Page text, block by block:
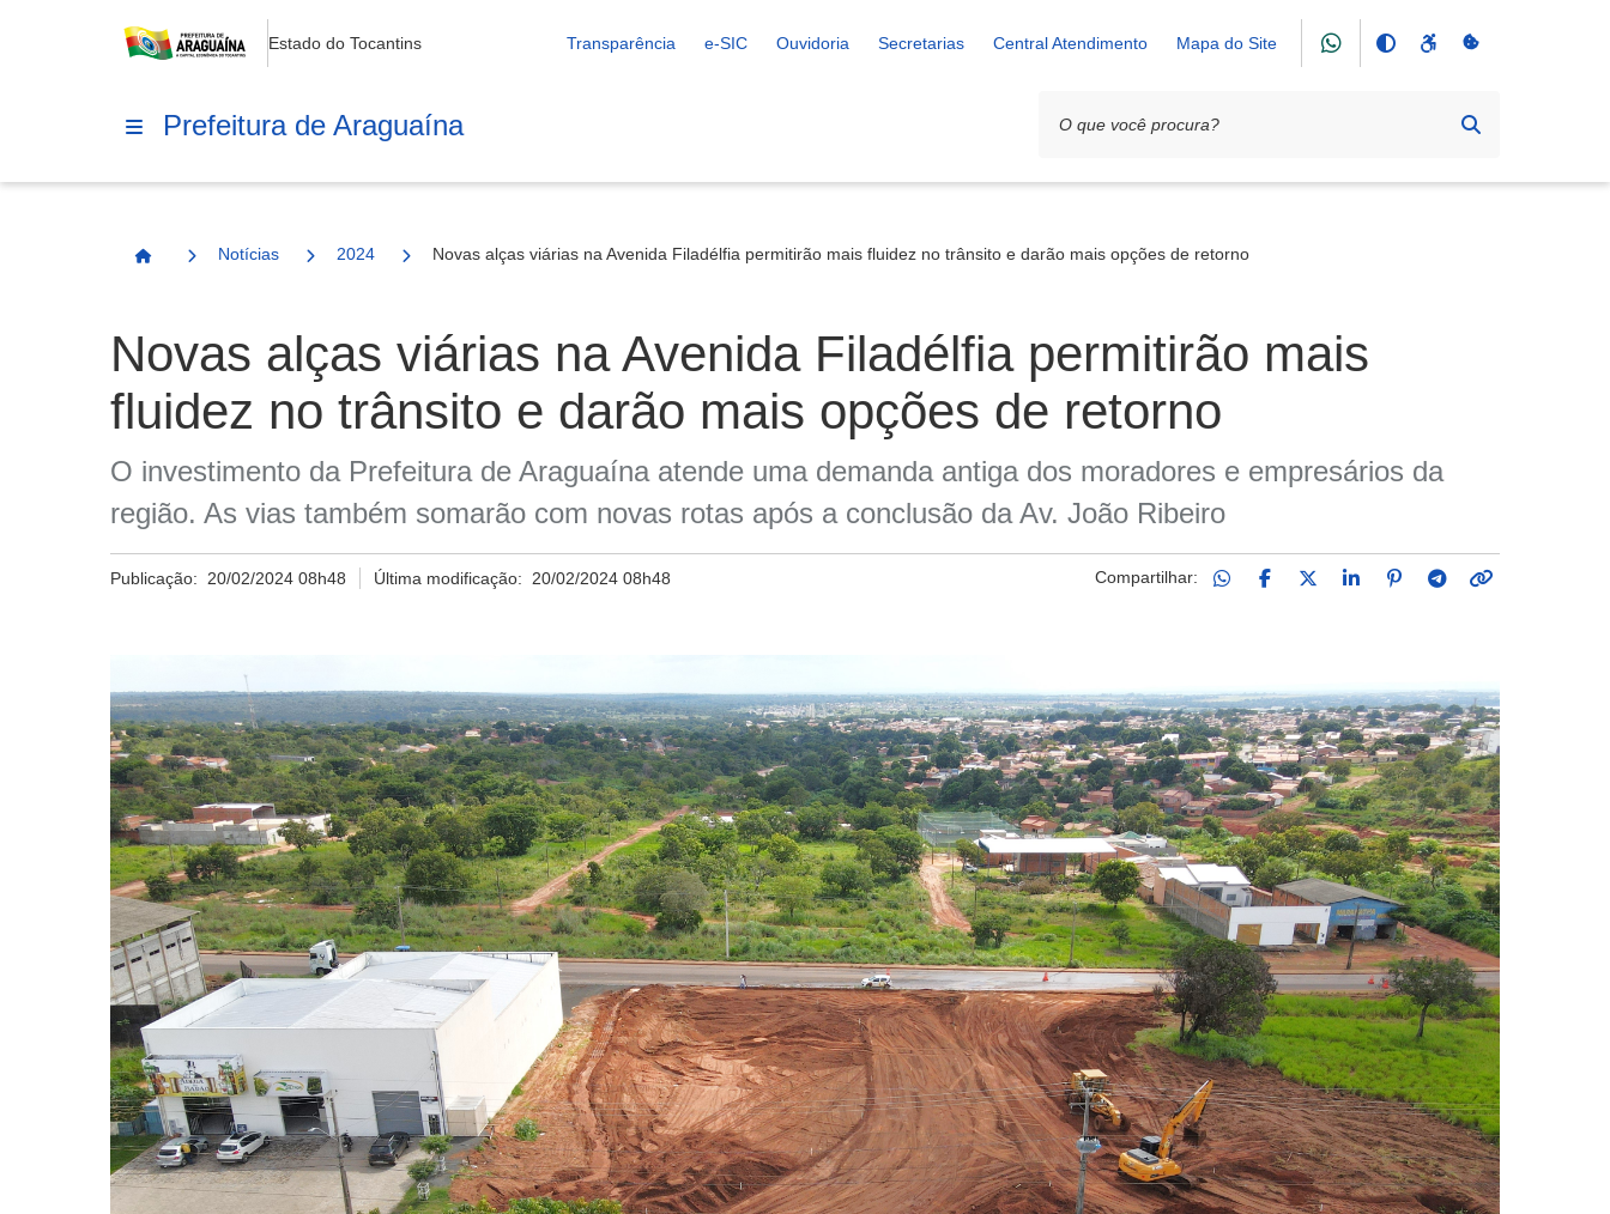
Estado do Tocantins Transparência e-SIC Ouvidoria Secretarias Central Atendimento Mapa do Site
Prefeitura de Araguaína
Página Inicial
Notícias 2024 Novas alças viárias na Avenida Filadélfia permitirão mais fluidez no trânsito e darão mais opções de retorno
Novas alças viárias na Avenida Filadélfia permitirão mais
fluidez no trânsito e darão mais opções de retorno
O investimento da Prefeitura de Araguaína atende uma demanda antiga dos moradores e empresários da
região. As vias também somarão com novas rotas após a conclusão da Av. João Ribeiro
Publicação: 20/02/2024 08h48 Última modificação: 20/02/2024 08h48 Compartilhar: